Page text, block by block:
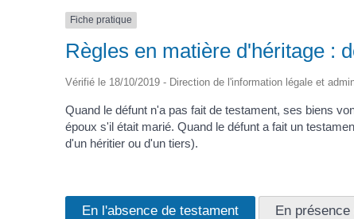
Fiche pratique
Règles en matière d'héritage :
Vérifié le 18/10/2019 - Direction de l'information légale et
Quand le défunt n'a pas fait de testament, ses biens
époux s'il était marié. Quand le défunt a fait un
d'un héritier ou d'un tiers).
En l'absence de testament En